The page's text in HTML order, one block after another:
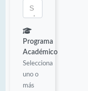
Programa
Académico
Selecciona
uno o
más